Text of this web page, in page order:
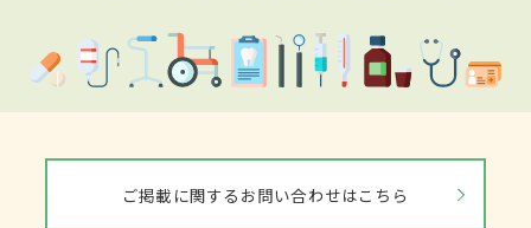
ご掲載に関するお問い合わせはこちら